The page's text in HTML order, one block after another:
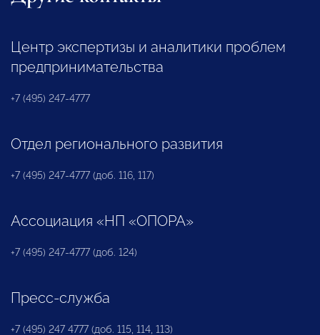
Центр экспертизы и аналитики проблем
предпринимательства
+7 (495) 247-4777
Отдел регионального развития
+7 (495) 247-4777 (доб. 116, 117)
Ассоциация «НП «ОПОРА»
+7 (495) 247-4777 (доб. 124)
Пресс-служба
+7 (495) 247 4777 (доб. 115, 114, 113)